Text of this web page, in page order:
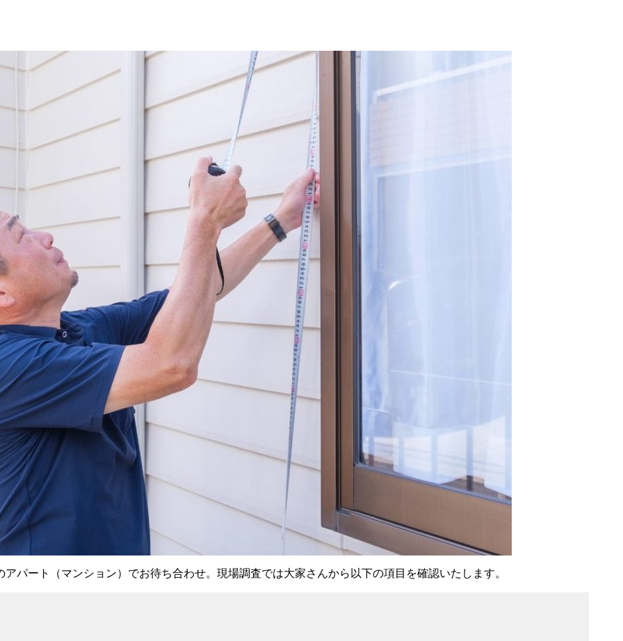
ート（マンション）でお待ち合わせ。現場調査では大家さんから以下の項目を確認いたします。